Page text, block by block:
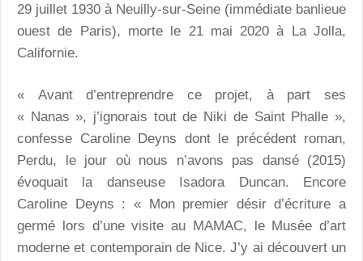
29 juillet 1930 à Neuilly-sur-Seine (immédiate banlieue
ouest de Paris), morte le 21 mai 2020 à La Jolla,
Californie.
« Avant d’entreprendre ce projet, à part ses
« Nanas », j’ignorais tout de Niki de Saint Phalle »,
confesse Caroline Deyns dont le précédent roman,
Perdu, le jour où nous n’avons pas dansé (2015)
évoquait la danseuse Isadora Duncan. Encore
Caroline Deyns : « Mon premier désir d’écriture a
germé lors d’une visite au MAMAC, le Musée d’art
moderne et contemporain de Nice. J’y ai découvert un